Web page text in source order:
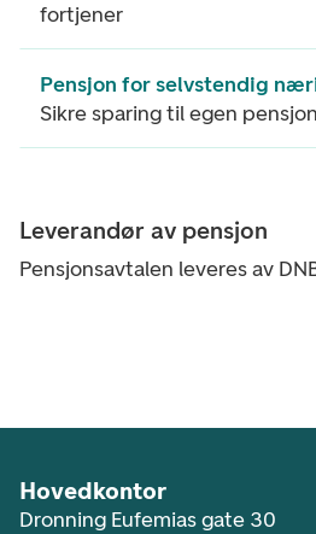
fortjener
Pensjon for selvstendig
Sikre sparing til egen pensjon
Leverandør av pensjon
Pensjonsavtalen leveres av
Hovedkontor
Dronning Eufemias gate 30